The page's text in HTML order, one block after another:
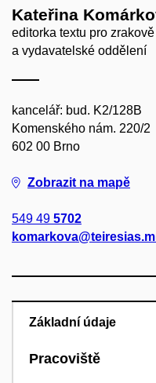
Kateřina
editorka textu pro
a vydavatelské oddělení
kancelář: bud. K2/128B
Komenského nám. 220/2
602 00 Brno
Zobrazit na mapě
549 49 5702
Základní údaje
Pracoviště